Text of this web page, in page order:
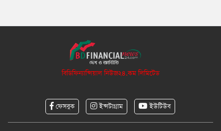
বিডিফিন্যান্সিয়াল নিউজ২৪.কম লিমিটেড
ফেসবুক ইন্সটাগ্রাম ইউটিউব